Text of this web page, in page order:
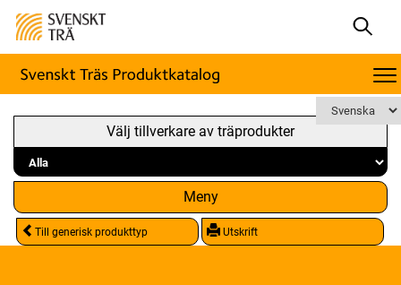
Välj tillverkare av träprodukter
Meny
Till generisk produkttyp Utskrift